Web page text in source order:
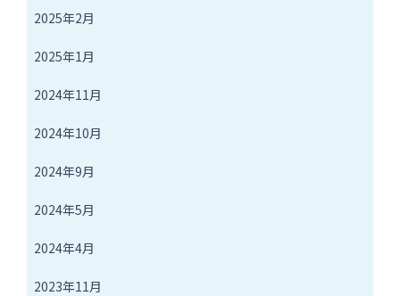
2025年2月
2025年1月
2024年11月
2024年10月
2024年9月
2024年5月
2024年4月
2023年11月